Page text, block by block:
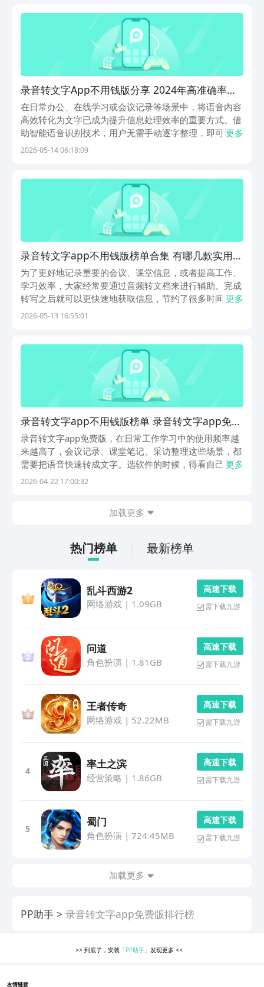
录音转文字App不用钱版分享 2024年高准确率易
用的录音转文字工具榜单合集
在日常办公、在线学习或会议记录等场景中，将语音内容
高效转化为文字已成为提升信息处理效率的重要方式。借
助智能语音识别技术，用户无需手动逐字整理，即可快速
生成结构清晰的文本资料，大幅缩短信息提取时间。那
多
更多
2026-05-14 06:18:09
录音转文字app不用钱版榜单合集 有哪几款实用的
录音转文字软件
为了更好地记录重要的会议、课堂信息，或者提高工作、
学习效率，大家经常要通过音频转文档来进行辅助。完成
转写之后就可以更快速地获取信息，节约了很多时间，这
时需要用到好用的工具。那么录音转文字app免费版有哪
更多
2026-05-13 16:55:01
录音转文字app不用钱版榜单 录音转文字app免费
版有哪几款
录音转文字app免费版，在日常工作学习中的使用频率越
来越高了，会议记录、课堂笔记、采访整理这些场景，都
需要把语音快速转成文字。选软件的时候，得看自己常用
的场景是什么，是需要实时转写，还是导入文件处理，要
更多
2026-04-22 17:00:32
加载更多
热门榜单 最新榜单
乱斗西游2
网络游戏| 1.09GB
高 速 下 载
需下载九游
问道
角色扮演 | 1.81GB
高 速 下 载
需下载九游
王者传奇
网络游戏| 52.22MB
高 速 下 载
需下载九游
4
率土之滨
经营策略 | 1.86GB
高 速 下 载
需下载九游
5
蜀门
角色扮演 | 724.45MB
高 速 下 载
需下载九游
加载更多
PP助手 录音转文字app免费版排行榜
>> 到底了，安装 「PP助手」 发现更多<<
友情链接